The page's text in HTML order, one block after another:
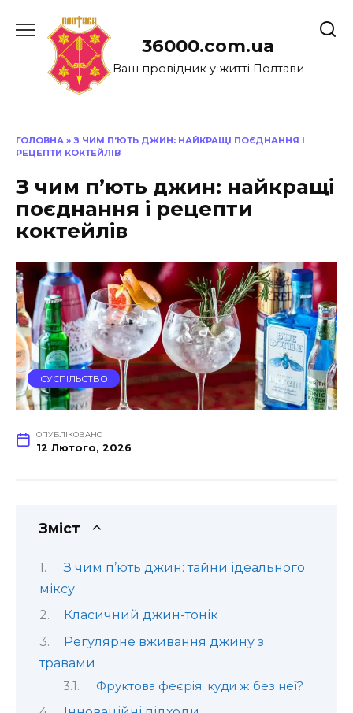
до
36000.com.ua
Ваш провідник у житті Полтави
ГОЛОВНА » З ЧИМ П’ЮТЬ ДЖИН: НАЙКРАЩІ ПОЄДНАННЯ І
РЕЦЕПТИ КОКТЕЙЛІВ
З чим п’ють джин: найкращі
поєднання і рецепти
коктейлів
СУСПІЛЬСТВО
ОПУБЛІКОВАНО
12 Лютого, 2026
Зміст
З чим п’ють джин: тайни ідеального
міксу
Класичний джин-тонік
Регулярне вживання джину з
травами
Фруктова феєрія: куди ж без неї?